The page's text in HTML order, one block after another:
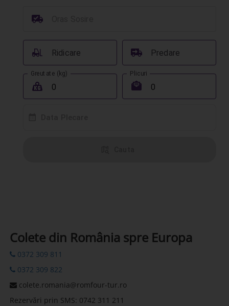
󰳔
Ridicare
󰟉 Predare
󰔾
Greutate (kg)
󰖢
Plicuri
󰾱
Colete din România spre Europa
0372 309 811
0372 309 822
colete.romania@romfour-tur.ro
Rezervări prin SMS: 0742 311 211